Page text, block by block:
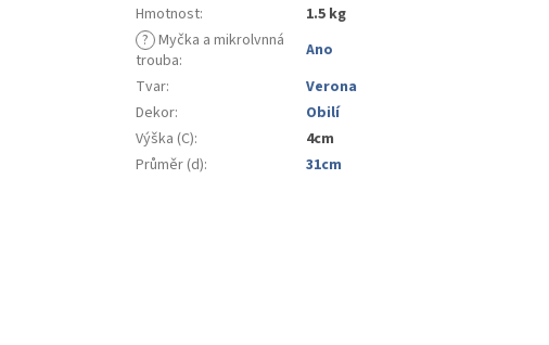
Hmotnost:
1.5 kg
? Myčka a mikrolvnná
trouba:
Ano
Tvar:
Verona
Dekor:
Obilí
Výška (C):
4cm
Průměr (d): 31cm